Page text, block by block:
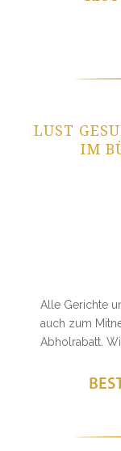
LUST
IM
Alle Gerichte
auch zum
Abholrabatt.